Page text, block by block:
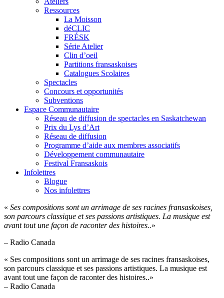
Ressources
La Moisson
déCLIC
FRÉSK
Série Atelier
Clin d’oeil
Partitions fransaskoises
Catalogues Scolaires
Spectacles
Concours et opportunités
Subventions
Espace Communautaire
Réseau de diffusion de spectacles en Saskatchewan
Prix du Lys d’Art
Réseau de diffusion
Programme d’aide aux membres associatifs
Développement communautaire
Festival Fransaskois
Infolettres
Blogue
Nos infolettres
« Ses compositions sont un arrimage de ses racines fransaskoises,
son parcours classique et ses passions artistiques. La musique est
avant tout une façon de raconter des histoires..»
– Radio Canada
« Ses compositions sont un arrimage de ses racines fransaskoises,
son parcours classique et ses passions artistiques. La musique est
avant tout une façon de raconter des histoires..»
– Radio Canada